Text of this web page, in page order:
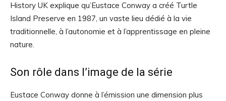
History UK explique qu’Eustace Conway a créé Turtle
Island Preserve en 1987, un vaste lieu dédié à la vie
traditionnelle, à l’autonomie et à l’apprentissage en pleine
nature.
Son rôle dans l’image de la série
Eustace Conway donne à l’émission une dimension plus